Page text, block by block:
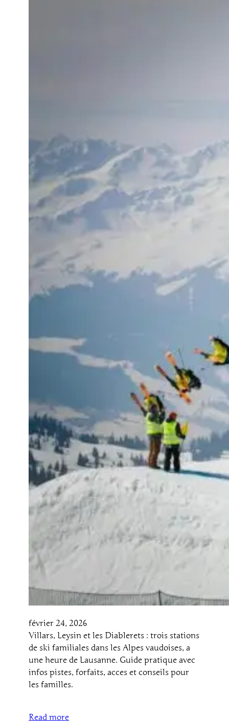
février 24, 2026
Villars, Leysin et les Diablerets : trois stations
de ski familiales dans les Alpes vaudoises, a
une heure de Lausanne. Guide pratique avec
infos pistes, forfaits, acces et conseils pour
les familles.
Read more